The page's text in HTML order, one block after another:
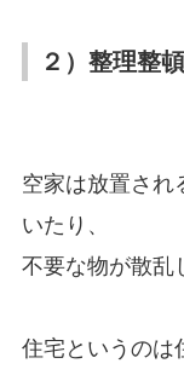
２）整理整
空家は放置され
いたり、
不要な物が散乱
住宅というのは